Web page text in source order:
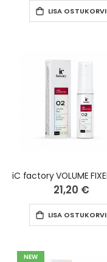
LISA OSTUKORVI
21,20 €
LISA OSTUKORVI
NEW